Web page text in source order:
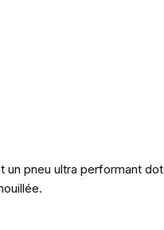
un pneu ultra performant